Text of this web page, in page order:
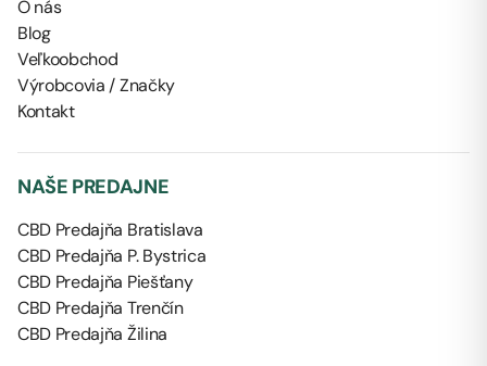
O nás
Blog
Veľkoobchod
Výrobcovia / Značky
Kontakt
NAŠE PREDAJNE
CBD Predajňa Bratislava
CBD Predajňa P. Bystrica
CBD Predajňa Piešťany
CBD Predajňa Trenčín
CBD Predajňa Žilina